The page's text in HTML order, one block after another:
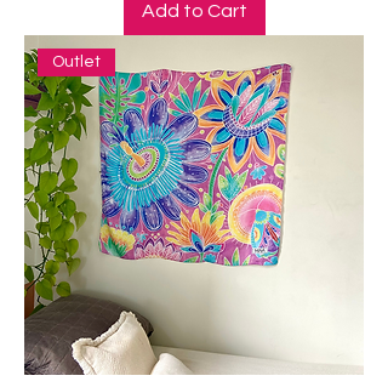
Add to Cart
Outlet